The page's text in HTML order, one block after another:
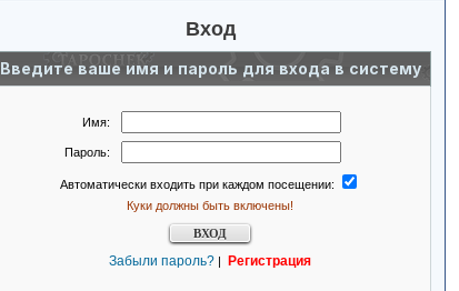
Вход
Введите ваше имя и пароль для входа в систему
Имя:
Пароль:
Автоматически входить при каждом посещении:
Куки должны быть включены!
Забыли пароль? | Регистрация